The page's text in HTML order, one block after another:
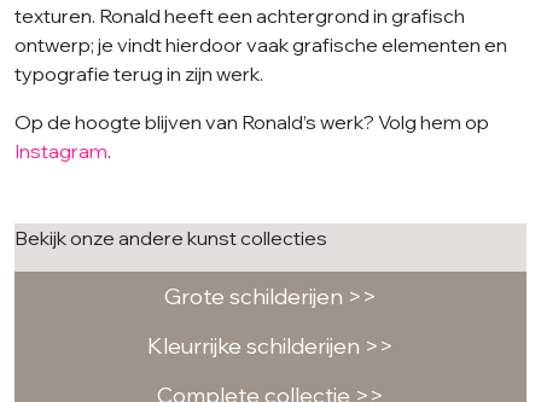
texturen. Ronald heeft een achtergrond in grafisch
ontwerp; je vindt hierdoor vaak grafische elementen en
typografie terug in zijn werk.
Op de hoogte blijven van Ronald’s werk? Volg hem op
Instagram.
Bekijk onze andere kunst collecties
Grote schilderijen >>
Kleurrijke schilderijen >>
Complete collectie >>